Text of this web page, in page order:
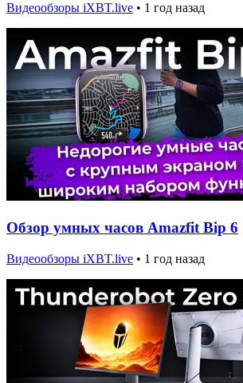
Видеообзоры iXBT.live • 1 год назад
Обзор умных часов Amazfit Bip 6
Видеообзоры iXBT.live • 1 год назад